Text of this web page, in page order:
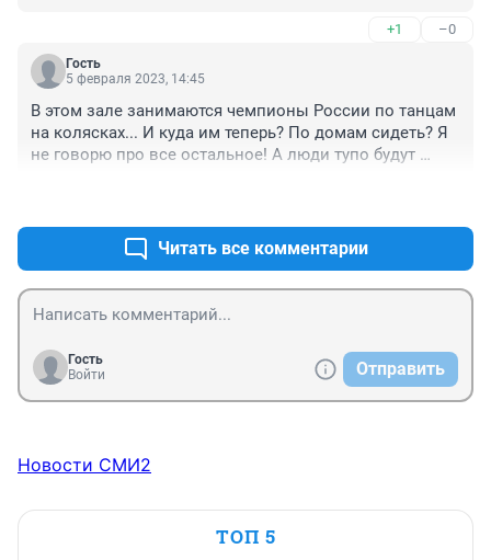
+1 –0
Гость
5 февраля 2023, 14:45
В этом зале занимаются чемпионы России по танцам
на колясках... И куда им теперь? По домам сидеть? Я
не говорю про все остальное! А люди тупо будут
Читать все комментарии
Гость
Войти
Отправить
Новости СМИ2
ТОП 5